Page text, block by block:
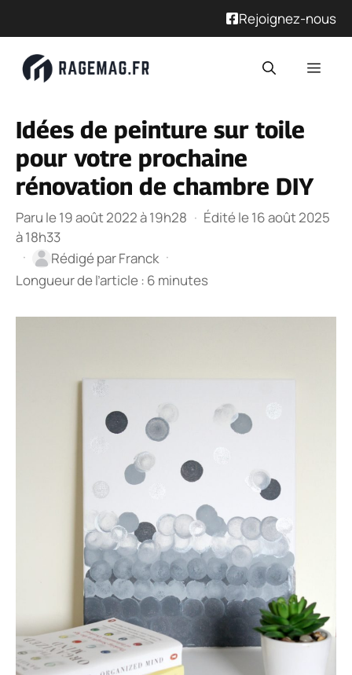
Rejoignez-nous
Idées de peinture sur toile
pour votre prochaine
rénovation de chambre DIY
Paru le 19 août 2022 à 19h28 · Édité le 16 août 2025
à 18h33
·
Rédigé parFranck ·
Longueur de l’article : 6 minutes